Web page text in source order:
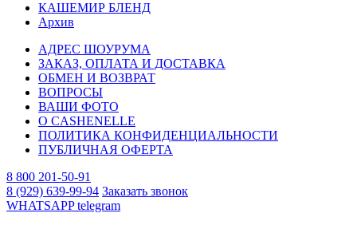
КАШЕМИР БЛЕНД
Архив
АДРЕС ШОУРУМА
ЗАКАЗ, ОПЛАТА И ДОСТАВКА
ОБМЕН И ВОЗВРАТ
ВОПРОСЫ
ВАШИ ФОТО
О CASHENELLE
ПОЛИТИКА КОНФИДЕНЦИАЛЬНОСТИ
ПУБЛИЧНАЯ ОФЕРТА
8 800 201-50-91
8 (929) 639-99-94 Заказать звонок
WHATSAPPtelegram